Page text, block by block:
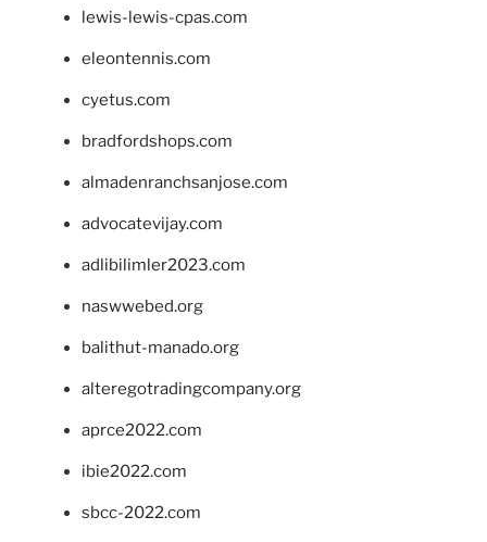
lewis-lewis-cpas.com
eleontennis.com
cyetus.com
bradfordshops.com
almadenranchsanjose.com
advocatevijay.com
adlibilimler2023.com
naswwebed.org
balithut-manado.org
alteregotradingcompany.org
aprce2022.com
ibie2022.com
sbcc-2022.com